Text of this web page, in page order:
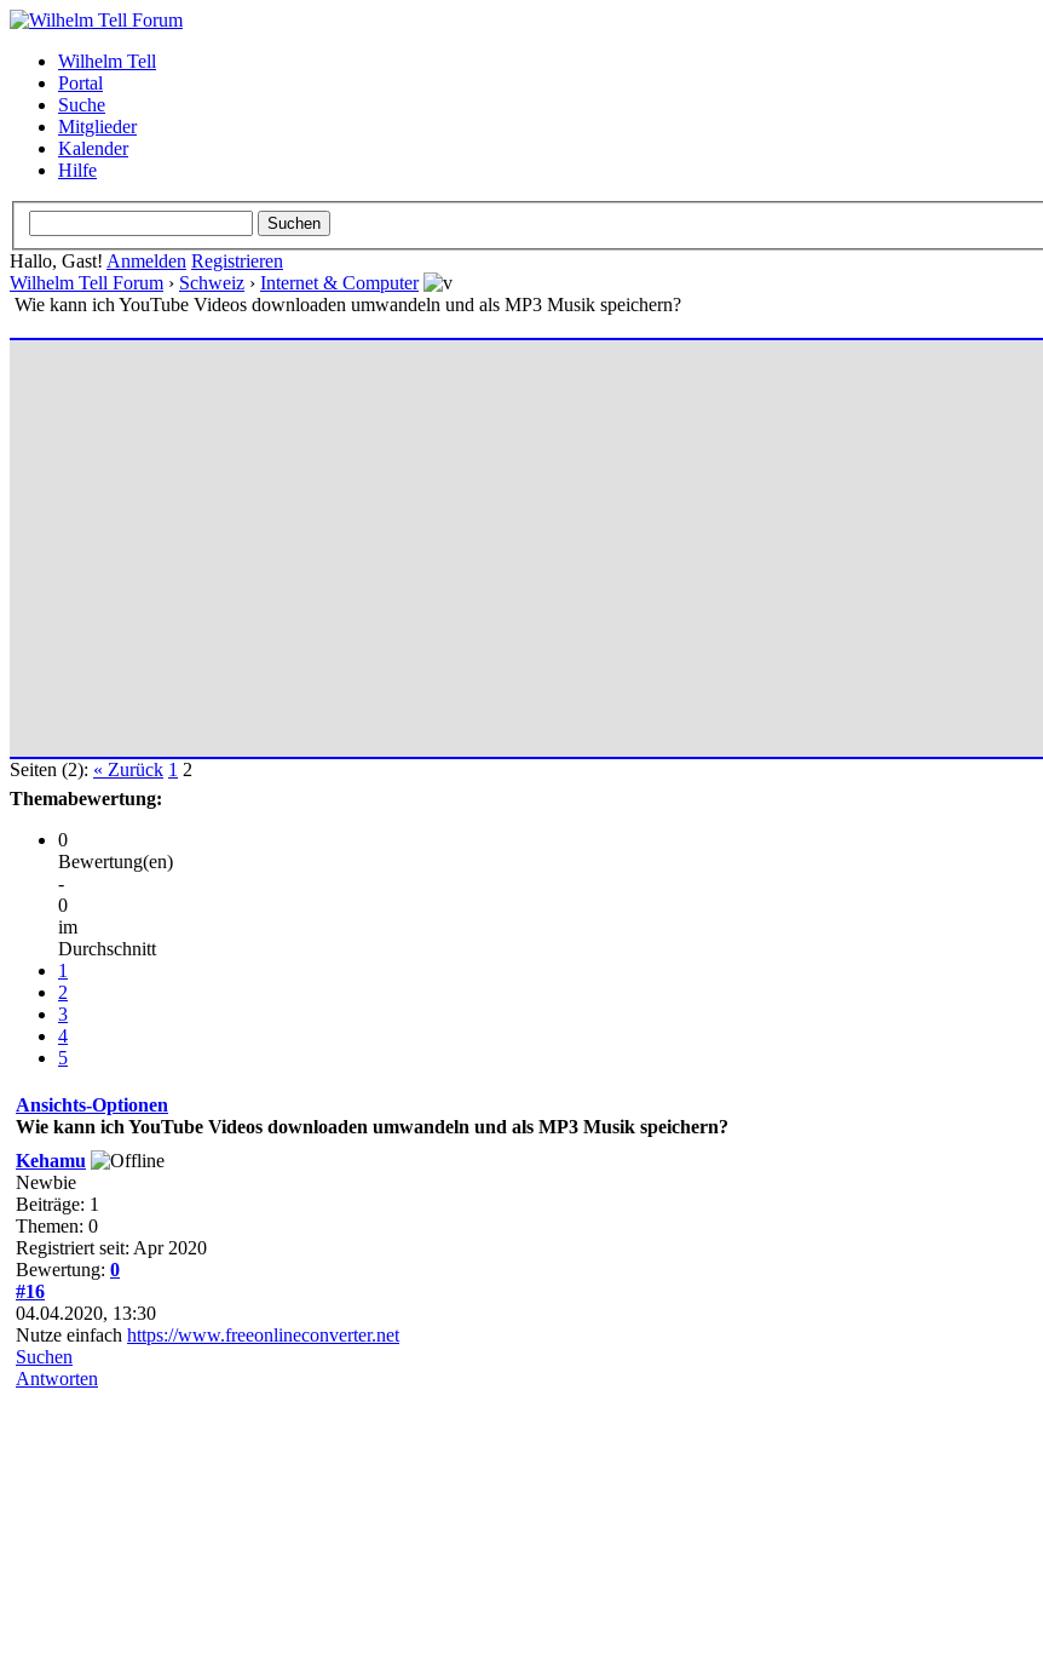
Wilhelm Tell
Portal
Suche
Mitglieder
Kalender
Hilfe
Hallo, Gast! Anmelden Registrieren
Wilhelm Tell Forum › Schweiz › Internet & Computer
Wie kann ich YouTube Videos downloaden umwandeln und als MP3 Musik speichern?
Seiten (2): « Zurück 1 2
Themabewertung:
0
Bewertung(en)
-
0
im
Durchschnitt
1
2
3
4
5
Ansichts-Optionen
Wie kann ich YouTube Videos downloaden umwandeln und als MP3 Musik speichern?
Kehamu
Newbie
Beiträge: 1
Themen: 0
Registriert seit: Apr 2020
Bewertung: 0
#16
04.04.2020, 13:30
Nutze einfach https://www.freeonlineconverter.net
Suchen
Antworten